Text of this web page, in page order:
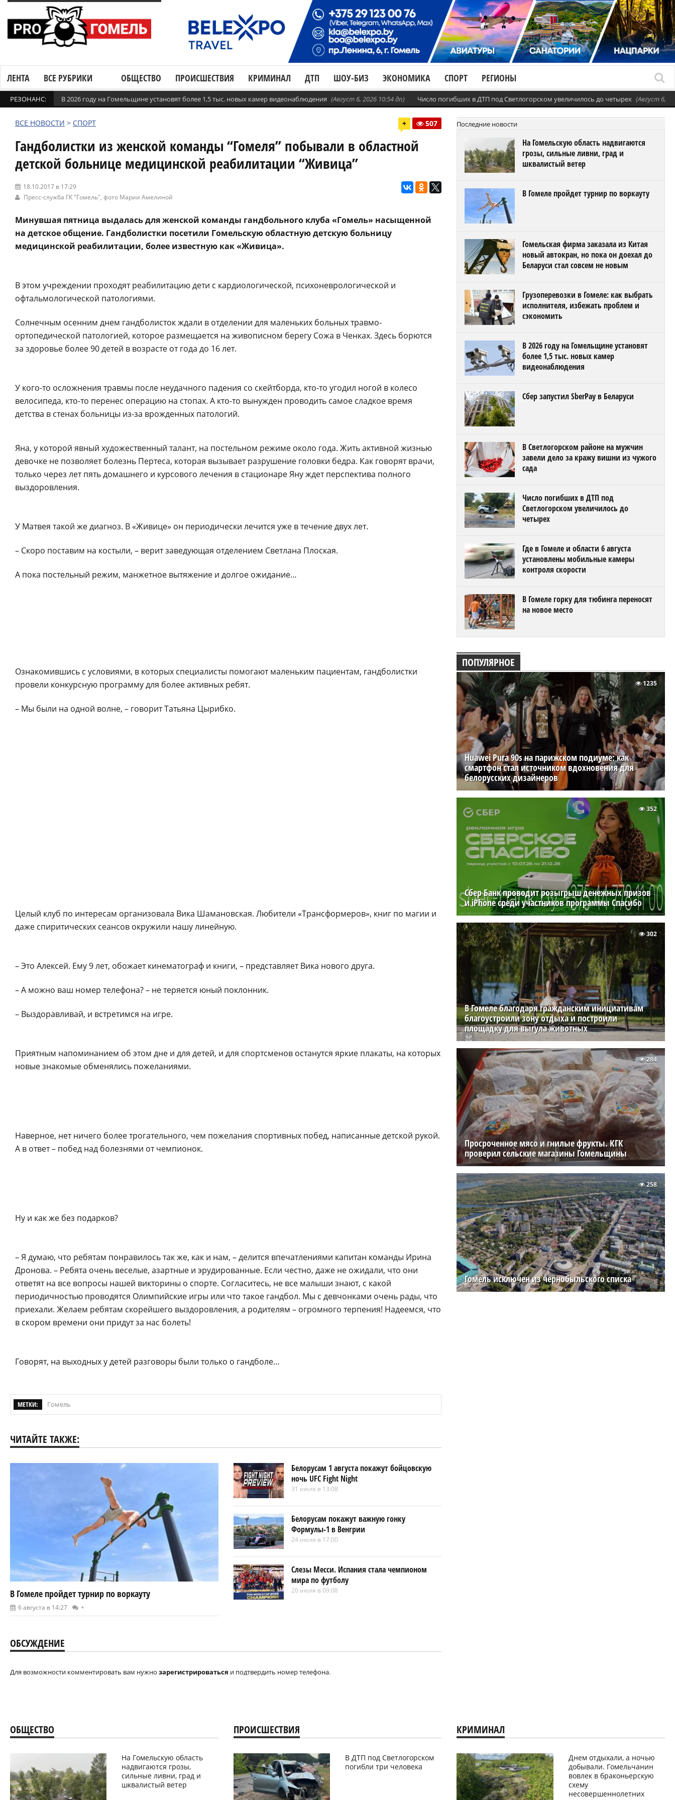
ЛЕНТА ВСЕ РУБРИКИ ОБЩЕСТВО ПРОИСШЕСТВИЯ КРИМИНАЛ ДТП ШОУ-БИЗ ЭКОНОМИКА СПОРТ РЕГИОНЫ
РЕЗОНАНС: В 2026 году на Гомельщине установят более 1,5 тыс. новых камер видеонаблюдения (Август 6, 2026 10:54 дп) Число погибших в ДТП под Светлогорском увеличилось до четырех (Август 6,
ВСЕ НОВОСТИ > СПОРТ + 507
Гандболистки из женской команды “Гомеля” побывали в областной
детской больнице медицинской реабилитации “Живица”
18.10.2017 в 17:29
Пресс-служба ГК "Гомель", фото Марии Амелиной
Минувшая пятница выдалась для женской команды гандбольного клуба «Гомель» насыщенной
на детское общение. Гандболистки посетили Гомельскую областную детскую больницу
медицинской реабилитации, более известную как «Живица».
В этом учреждении проходят реабилитацию дети с кардиологической, психоневрологической и
офтальмологической патологиями.
Солнечным осенним днем гандболисток ждали в отделении для маленьких больных травмо-
ортопедической патологией, которое размещается на живописном берегу Сожа в Ченках. Здесь борются
за здоровье более 90 детей в возрасте от года до 16 лет.
У кого-то осложнения травмы после неудачного падения со скейтборда, кто-то угодил ногой в колесо
велосипеда, кто-то перенес операцию на стопах. А кто-то вынужден проводить самое сладкое время
детства в стенах больницы из-за врожденных патологий.
Яна, у которой явный художественный талант, на постельном режиме около года. Жить активной жизнью
девочке не позволяет болезнь Пертеса, которая вызывает разрушение головки бедра. Как говорят врачи,
только через лет пять домашнего и курсового лечения в стационаре Яну ждет перспектива полного
выздоровления.
У Матвея такой же диагноз. В «Живице» он периодически лечится уже в течение двух лет.
– Скоро поставим на костыли, – верит заведующая отделением Светлана Плоская.
А пока постельный режим, манжетное вытяжение и долгое ожидание…
Ознакомившись с условиями, в которых специалисты помогают маленьким пациентам, гандболистки
провели конкурсную программу для более активных ребят.
– Мы были на одной волне, – говорит Татьяна Цырибко.
Целый клуб по интересам организовала Вика Шамановская. Любители «Трансформеров», книг по магии и
даже спиритических сеансов окружили нашу линейную.
– Это Алексей. Ему 9 лет, обожает кинематограф и книги, – представляет Вика нового друга.
– А можно ваш номер телефона? – не теряется юный поклонник.
– Выздоравливай, и встретимся на игре.
Приятным напоминанием об этом дне и для детей, и для спортсменов останутся яркие плакаты, на которых
новые знакомые обменялись пожеланиями.
Наверное, нет ничего более трогательного, чем пожелания спортивных побед, написанные детской рукой.
А в ответ – побед над болезнями от чемпионок.
Ну и как же без подарков?
– Я думаю, что ребятам понравилось так же, как и нам, – делится впечатлениями капитан команды Ирина
Дронова. – Ребята очень веселые, азартные и эрудированные. Если честно, даже не ожидали, что они
ответят на все вопросы нашей викторины о спорте. Согласитесь, не все малыши знают, с какой
периодичностью проводятся Олимпийские игры или что такое гандбол. Мы с девчонками очень рады, что
приехали. Желаем ребятам скорейшего выздоровления, а родителям – огромного терпения! Надеемся, что
в скором времени они придут за нас болеть!
Говорят, на выходных у детей разговоры были только о гандболе…
МЕТКИ: Гомель
ЧИТАЙТЕ ТАКЖЕ:
В Гомеле пройдет турнир по воркауту
6 августа в 14:27 +
Белорусам 1 августа покажут бойцовскую
ночь UFC Fight Night
31 июля в 13:08
Белорусам покажут важную гонку
Формулы-1 в Венгрии
24 июля в 17:00
Слезы Месси. Испания стала чемпионом
мира по футболу
20 июля в 09:08
ОБСУЖДЕНИЕ
Для возможности комментировать вам нужно зарегистрироваться и подтвердить номер телефона.
Последние новости
На Гомельскую область надвигаются
грозы, сильные ливни, град и
шквалистый ветер
В Гомеле пройдет турнир по воркауту
Гомельская фирма заказала из Китая
новый автокран, но пока он доехал до
Беларуси стал совсем не новым
Грузоперевозки в Гомеле: как выбрать
исполнителя, избежать проблем и
сэкономить
В 2026 году на Гомельщине установят
более 1,5 тыс. новых камер
видеонаблюдения
Сбер запустил SberPay в Беларуси
В Светлогорском районе на мужчин
завели дело за кражу вишни из чужого
сада
Число погибших в ДТП под
Светлогорском увеличилось до
четырех
Где в Гомеле и области 6 августа
установлены мобильные камеры
контроля скорости
В Гомеле горку для тюбинга переносят
на новое место
ПОПУЛЯРНОЕ
Huawei Pura 90s на парижском подиуме: как
смартфон стал источником вдохновения для
белорусских дизайнеров
1235
Сбер Банк проводит розыгрыш денежных призов
и iPhone среди участников программы Спасибо
352
В Гомеле благодаря гражданским инициативам
благоустроили зону отдыха и построили
площадку для выгула животных
302
Просроченное мясо и гнилые фрукты. КГК
проверил сельские магазины Гомельщины
284
Гомель исключен из чернобыльского списка
258
ОБЩЕСТВО
На Гомельскую область
надвигаются грозы,
сильные ливни, град и
шквалистый ветер
ПРОИСШЕСТВИЯ
В ДТП под Светлогорском
погибли три человека
КРИМИНАЛ
Днем отдыхали, а ночью
добывали. Гомельчанин
вовлек в браконьерскую
схему
несовершеннолетних